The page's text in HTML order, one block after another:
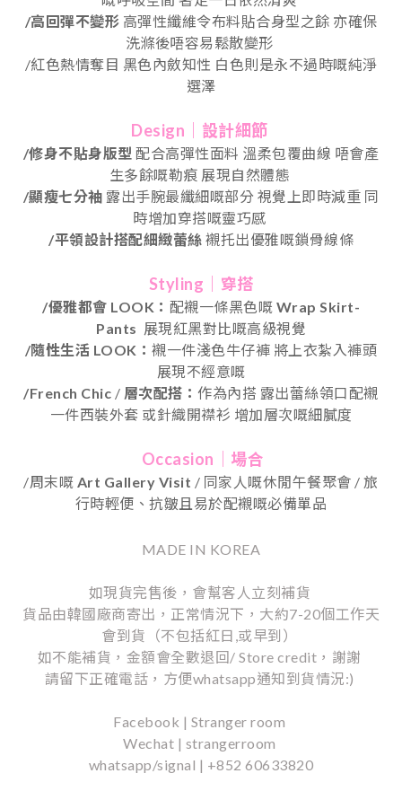
/高回彈不變形 高彈性纖維令布料貼合身型之餘 亦確保
洗滌後唔容易鬆散變形
/紅色熱情奪目 黑色內斂知性 白色則是永不過時嘅純淨
選澤
Design｜設計細節
/修身不貼身版型 配合高彈性面料 溫柔包覆曲線 唔會產
生多餘嘅勒痕 展現自然體態
/顯瘦七分袖 露出手腕最纖細嘅部分 視覺上即時減重 同
時增加穿搭嘅靈巧感
/平領設計搭配細緻蕾絲 襯托出優雅嘅鎖骨線條
Styling｜穿搭
/優雅都會 LOOK： 配襯一條黑色嘅 Wrap Skirt-
Pants 展現紅黑對比嘅高級視覺
/隨性生活 LOOK：襯一件淺色牛仔褲 將上衣紮入褲頭
展現不經意嘅
/French Chic / 層次配搭：作為內搭 露出蕾絲領口配襯
一件西裝外套 或針織開襟衫 增加層次嘅細膩度
Occasion｜場合
/周末嘅 Art Gallery Visit / 同家人嘅休閒午餐聚會 /旅
行時輕便、抗皺且易於配襯嘅必備單品
MADE IN KOREA
如現貨完售後，會幫客人立刻補貨
貨品由韓國廠商寄出，正常情況下，大約7-20個工作天
會到貨（不包括紅日,或早到）
如不能補貨，金額會全數退回/ Store credit，謝謝
請留下正確電話，方便whatsapp通知到貨情況:)
Facebook | Stranger room
Wechat | strangerroom
whatsapp/signal | +852 60633820